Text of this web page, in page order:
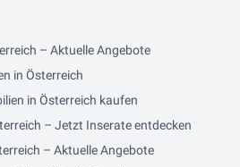
– Aktuelle Angebote
in Österreich
in Österreich kaufen
– Jetzt Inserate entdecken
– Aktuelle Angebote